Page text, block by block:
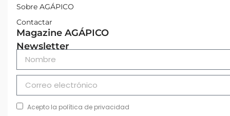
Sobre AGÁPICO
Contactar
Magazine AGÁPICO
Newsletter
Acepto la política de privacidad